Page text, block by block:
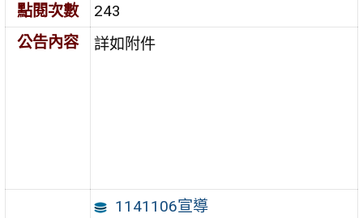
點閱次數
243
公告內容
詳如附件
1141106宣導